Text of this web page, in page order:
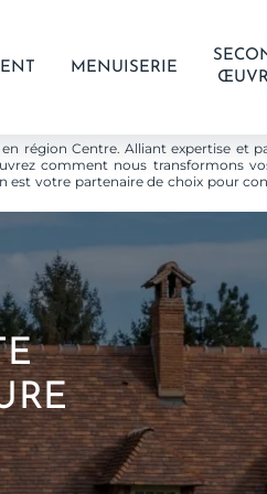
MENUISERIE
région Centre. Alliant expertise et
comment nous transformons
est votre partenaire de choix pour